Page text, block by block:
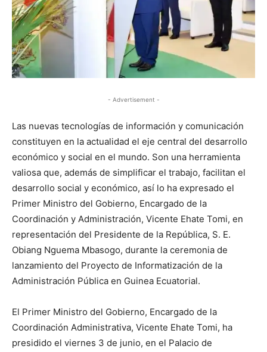
- Advertisement -
Las nuevas tecnologías de información y comunicación
constituyen en la actualidad el eje central del desarrollo
económico y social en el mundo. Son una herramienta
valiosa que, además de simplificar el trabajo, facilitan el
desarrollo social y económico, así lo ha expresado el
Primer Ministro del Gobierno, Encargado de la
Coordinación y Administración, Vicente Ehate Tomi, en
representación del Presidente de la República, S. E.
Obiang Nguema Mbasogo, durante la ceremonia de
lanzamiento del Proyecto de Informatización de la
Administración Pública en Guinea Ecuatorial.
El Primer Ministro del Gobierno, Encargado de la
Coordinación Administrativa, Vicente Ehate Tomi, ha
presidido el viernes 3 de junio, en el Palacio de